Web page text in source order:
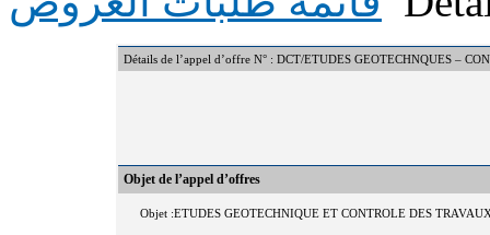
Détails de l’appel d’offre N° : DCT/ETUDES GEOTECHNQUES –
Objet de l’appel d’offres
Objet :ETUDES GEOTECHNIQUE ET CONTROLE DES